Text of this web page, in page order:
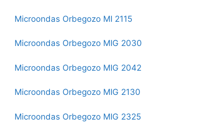
Microondas Orbegozo MI 2115
Microondas Orbegozo MIG 2030
Microondas Orbegozo MIG 2042
Microondas Orbegozo MIG 2130
Microondas Orbegozo MIG 2325